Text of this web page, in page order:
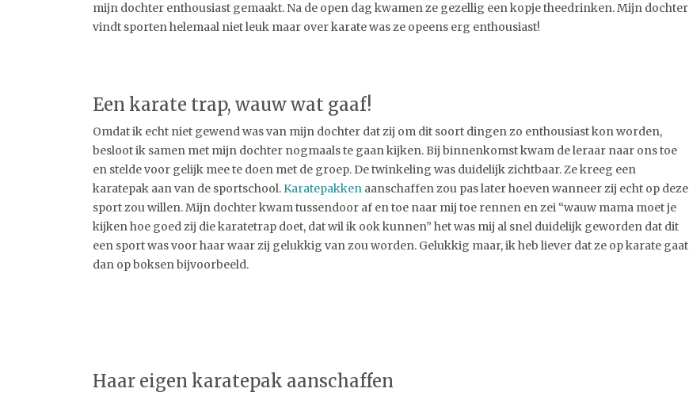
mijn dochter enthousiast gemaakt. Na de open dag kwamen ze gezellig een kopje theedrinken. Mijn dochter
vindt sporten helemaal niet leuk maar over karate was ze opeens erg enthousiast!
Een karate trap, wauw wat gaaf!
Omdat ik echt niet gewend was van mijn dochter dat zij om dit soort dingen zo enthousiast kon worden,
besloot ik samen met mijn dochter nogmaals te gaan kijken. Bij binnenkomst kwam de leraar naar ons toe
en stelde voor gelijk mee te doen met de groep. De twinkeling was duidelijk zichtbaar. Ze kreeg een
karatepak aan van de sportschool.Karatepakken aanschaffen zou pas later hoeven wanneer zij echt op deze
sport zou willen. Mijn dochter kwam tussendoor af en toe naar mij toe rennen en zei “wauw mama moet je
kijken hoe goed zij die karatetrap doet, dat wil ik ook kunnen” het was mij al snel duidelijk geworden dat dit
een sport was voor haar waar zij gelukkig van zou worden. Gelukkig maar, ik heb liever dat ze op karate gaat
dan op boksen bijvoorbeeld.
Haar eigen karatepak aanschaffen